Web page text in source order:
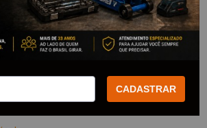
Segmentado
Mármores e Granito - D-
CADASTRAR